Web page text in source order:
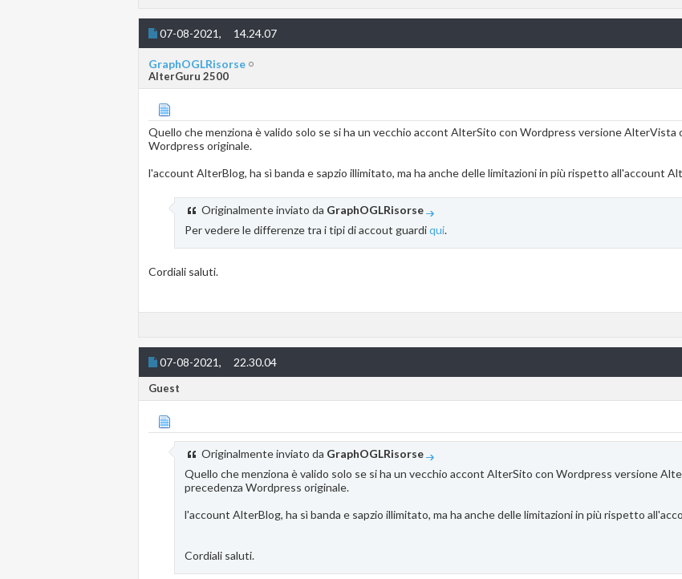
07-08-2021, 14.24.07
GraphOGLRisorse
AlterGuru 2500
Quello che menziona è valido solo se si ha un vecchio accont AlterSito con Wordpress versione AlterVista
Wordpress originale.
l'account AlterBlog, ha sì banda e sapzio illimitato, ma ha anche delle limitazioni in più rispetto all'account
Originalmente inviato da GraphOGLRisorse
Per vedere le differenze tra i tipi di accout guardiqui.
Cordiali saluti.
07-08-2021, 22.30.04
Guest
Originalmente inviato da GraphOGLRisorse
Quello che menziona è valido solo se si ha un vecchio accont AlterSito con Wordpress versione
precedenza Wordpress originale.
l'account AlterBlog, ha sì banda e sapzio illimitato, ma ha anche delle limitazioni in più rispetto
Cordiali saluti.